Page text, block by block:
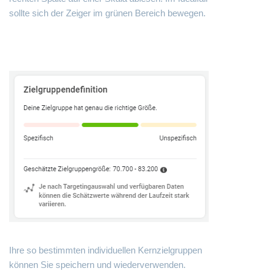
sollte sich der Zeiger im grünen Bereich bewegen.
Ihre so bestimmten individuellen Kernzielgruppen
können Sie speichern und wiederverwenden.